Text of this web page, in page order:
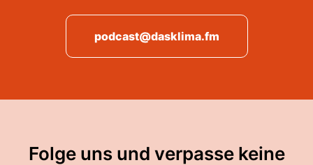
podcast@dasklima.fm
Folge uns und verpasse keine